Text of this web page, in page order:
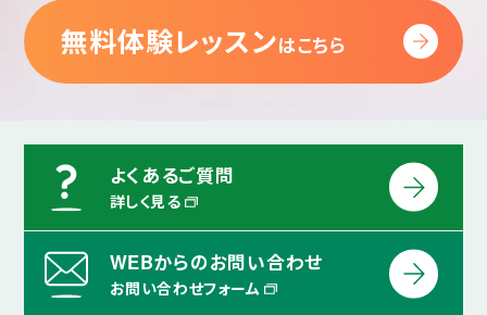
無料体験レッスンはこちら
よくあるご質問
詳しく見る
WEBからのお問い合わせ
お問い合わせフォーム